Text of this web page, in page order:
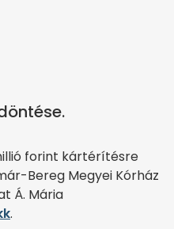
forint kártérítésre
Bereg Megyei Kórház
Á. Mária
.